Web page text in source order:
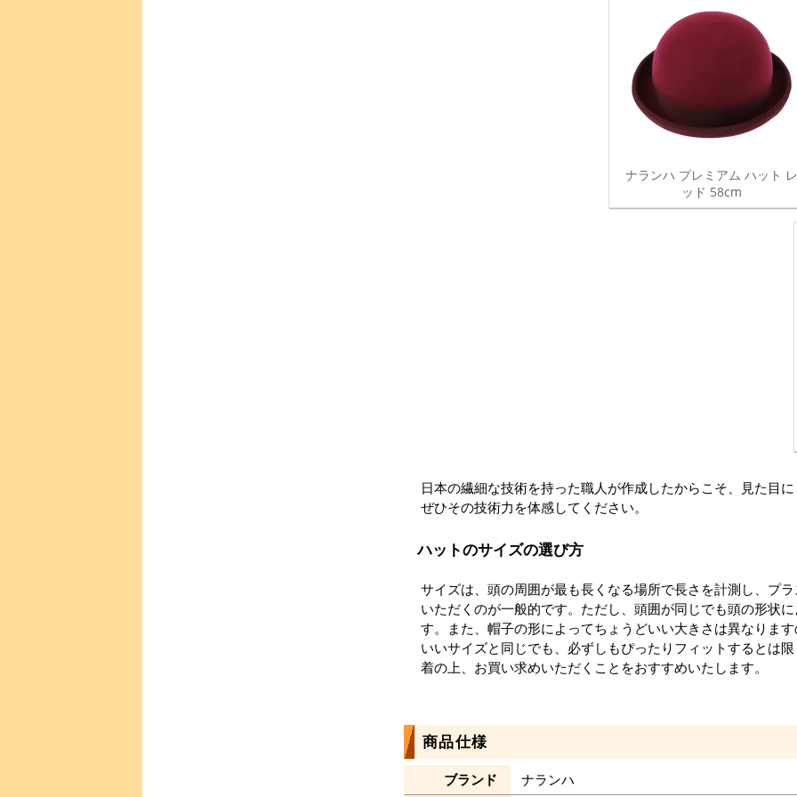
ナランハ プレミアム ハット レ
ッド 58cm
日本の繊細な技術を持った職人が作成したからこそ、見た目
ぜひその技術力を体感してください。
ハットのサイズの選び方
サイズは、頭の周囲が最も長くなる場所で長さを計測し、プ
いただくのが一般的です。ただし、頭囲が同じでも頭の形状
す。また、帽子の形によってちょうどいい大きさは異なりま
いいサイズと同じでも、必ずしもぴったりフィットするとは
着の上、お買い求めいただくことをおすすめいたします。
商品仕様
ブランド ナランハ